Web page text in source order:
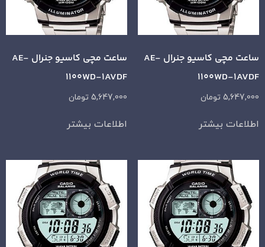
ساعت مچی کاسیو جنرال AE-
1100WD-1AVDF
5,647,000 تومان
اطلاعات بیشتر
ساعت مچی کاسیو جنرال AE-
1100WD-1AVDF
5,647,000 تومان
اطلاعات بیشتر